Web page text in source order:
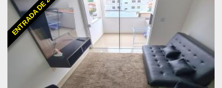
ENTRADA DE 25%